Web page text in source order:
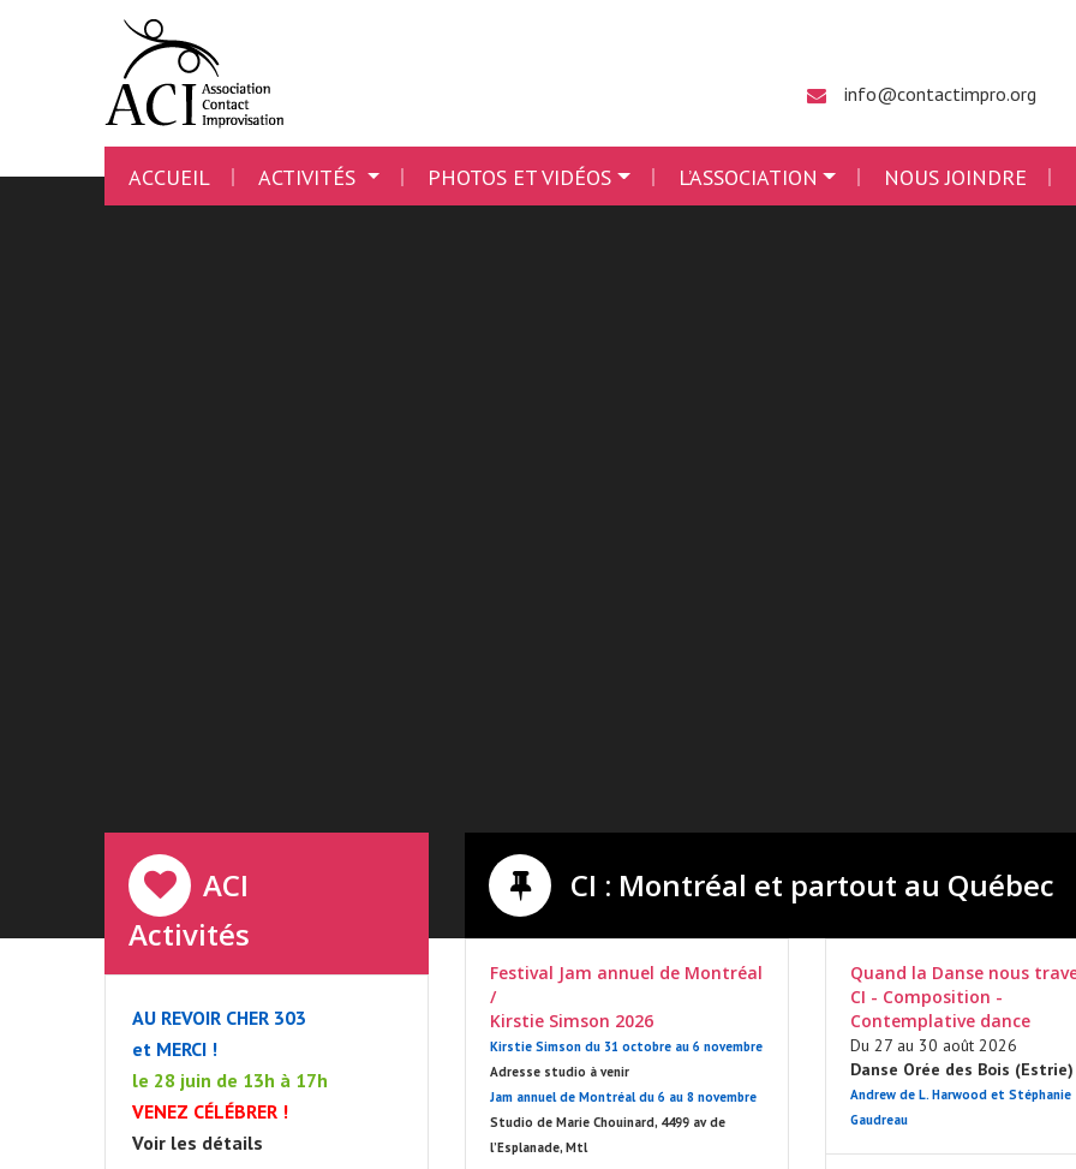
info@contactimpro.org
ACCUEIL ACTIVITÉS PHOTOS ET VIDÉOS L’ASSOCIATION NOUS JOINDRE
ACI
Activités
AU REVOIR CHER 303
et MERCI !
le 28 juin de 13h à 17h
VENEZ CÉLÉBRER !
Voir les détails
CI : Montréal et partout au Québec
Festival Jam annuel de Montréal
/
Kirstie Simson 2026
Kirstie Simson du 31 octobre au 6 novembre
Adresse studio à venir
Jam annuel de Montréal du 6 au 8 novembre
Studio de Marie Chouinard, 4499 av de
l’Esplanade, Mtl
Quand la Danse nous
CI - Composition -
Contemplative dance
Du 27 au 30 août 2026
Danse Orée des Bois (Estrie)
Andrew de L. Harwood et Stéphanie
Gaudreau